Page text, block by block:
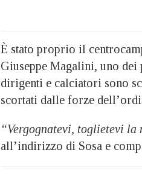
È stato proprio il
Giuseppe Magalini, uno
dirigenti e calciatori sono
scortati dalle forze
“Vergognatevi, toglietevi
all’indirizzo di Sosa e